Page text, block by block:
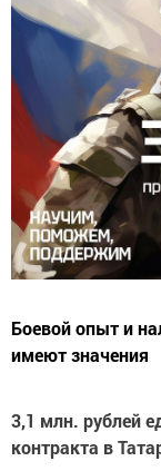
Боевой опыт и
имеют значения
3,1 млн. рублей
контракта в